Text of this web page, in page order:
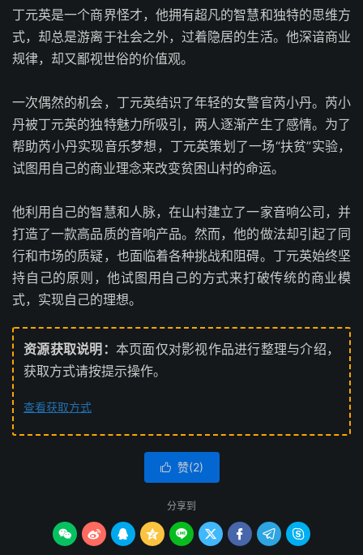
丁元英是一个商界怪才，他拥有超凡的智慧和独特的思维方
式，却总是游离于社会之外，过着隐居的生活。他深谙商业
规律，却又鄙视世俗的价值观。
一次偶然的机会，丁元英结识了年轻的女警官芮小丹。芮小
丹被丁元英的独特魅力所吸引，两人逐渐产生了感情。为了
帮助芮小丹实现音乐梦想，丁元英策划了一场“扶贫”实验，
试图用自己的商业理念来改变贫困山村的命运。
他利用自己的智慧和人脉，在山村建立了一家音响公司，并
打造了一款高品质的音响产品。然而，他的做法却引起了同
行和市场的质疑，也面临着各种挑战和阻碍。丁元英始终坚
持自己的原则，他试图用自己的方式来打破传统的商业模
式，实现自己的理想。
资源获取说明： 本页面仅对影视作品进行整理与介绍，
获取方式请按提示操作。
查看获取方式
 赞(2)
分享到
        